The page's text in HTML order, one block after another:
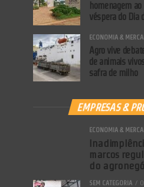
homenagem
véspera do Dia
ECONOMIA &
Agro vive
de animais
safra de milho
EMPRESAS &
ECONOMIA &
marcos
do
SEM CATEGORIA